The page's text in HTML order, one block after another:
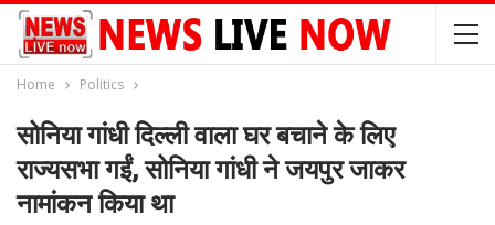
Home Politics
सोनिया गांधी दिल्ली वाला घर बचाने के लिए
राज्यसभा गईं, सोनिया गांधी ने जयपुर जाकर
नामांकन किया था